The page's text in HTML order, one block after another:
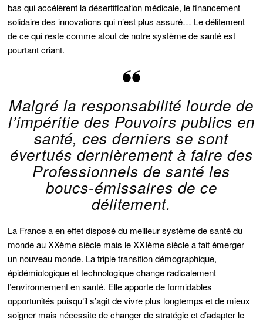
bas qui accélèrent la désertification médicale, le financement
solidaire des innovations qui n’est plus assuré… Le délitement
de ce qui reste comme atout de notre système de santé est
pourtant criant.
Malgré la responsabilité lourde de
l’impéritie des Pouvoirs publics en
santé, ces derniers se sont
évertués dernièrement à faire des
Professionnels de santé les
boucs-émissaires de ce
délitement.
La France a en effet disposé du meilleur système de santé du
monde au XXème siècle mais le XXIème siècle a fait émerger
un nouveau monde. La triple transition démographique,
épidémiologique et technologique change radicalement
l’environnement en santé. Elle apporte de formidables
opportunités puisqu‘il s’agit de vivre plus longtemps et de mieux
soigner mais nécessite de changer de stratégie et d’adapter le